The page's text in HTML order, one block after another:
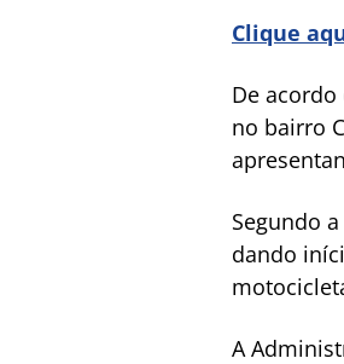
Clique
De
no bairro
Segundo
dando
A